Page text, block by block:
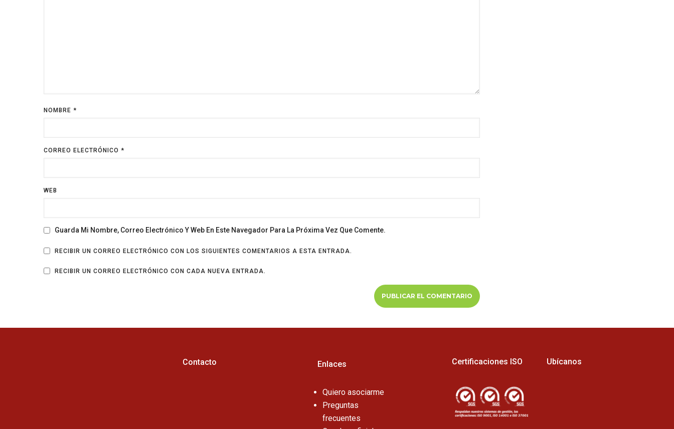
NOMBRE *
CORREO ELECTRÓNICO *
WEB
Guarda Mi Nombre, Correo Electrónico Y Web En Este Navegador Para La Próxima Vez Que Comente.
RECIBIR UN CORREO ELECTRÓNICO CON LOS SIGUIENTES COMENTARIOS A ESTA ENTRADA.
RECIBIR UN CORREO ELECTRÓNICO CON CADA NUEVA ENTRADA.
Contacto Enlaces
Quiero asociarme
Preguntas
frecuentes
Certificaciones ISO Ubícanos